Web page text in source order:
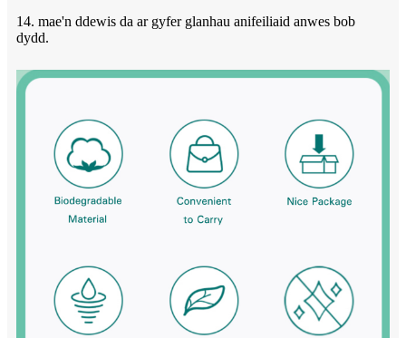
14. mae'n ddewis da ar gyfer glanhau anifeiliaid anwes bob
dydd.